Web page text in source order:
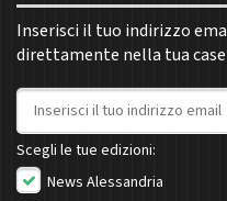
Inserisci il tuo indirizzo
direttamente nella tua
Indirizzo email
Scegli le tue edizioni:
News Alessandria